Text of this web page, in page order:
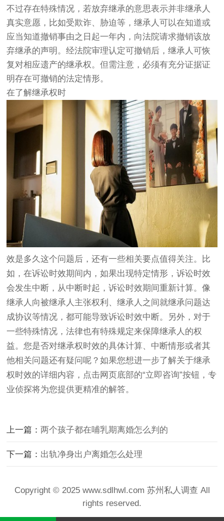
不过存在特殊情况，若放弃继承的意思表示并非继承人
真实意愿，比如受欺诈、胁迫等，继承人可以在知道或
应当知道撤销事由之日起一年内，向法院请求撤销该放
弃继承的声明。经法院审理认定可撤销后，继承人可恢
复对相应遗产的继承权。但需注意，必须有充分证据证
明存在可撤销的法定情形。
在了解继承权时
效是多久这个问题后，还有一些相关要点值得关注。比
如，在诉讼时效期间内，如果出现特定情形，诉讼时效
会发生中断，从中断时起，诉讼时效期间重新计算。像
继承人向被继承人主张权利、继承人之间就继承问题达
成协议等情况，都可能导致诉讼时效中断。另外，对于
一些特殊情况，法律也有特殊规定来保障继承人的权
益。您是否对继承权时效的具体计算、中断情形或者其
他相关问题还有疑问呢？如果您想进一步了解关于继承
权时效的详细内容，点击网页底部的“立即咨询”按钮，专
业侦探将为您提供更精准的解答。
上一篇：两个孩子都在哺乳期离婚怎么判的
下一篇： 出轨净身出户离婚怎么处理
Copyright © 2025 www.sdlhwl.com 苏州私人调查 All
rights reserved.